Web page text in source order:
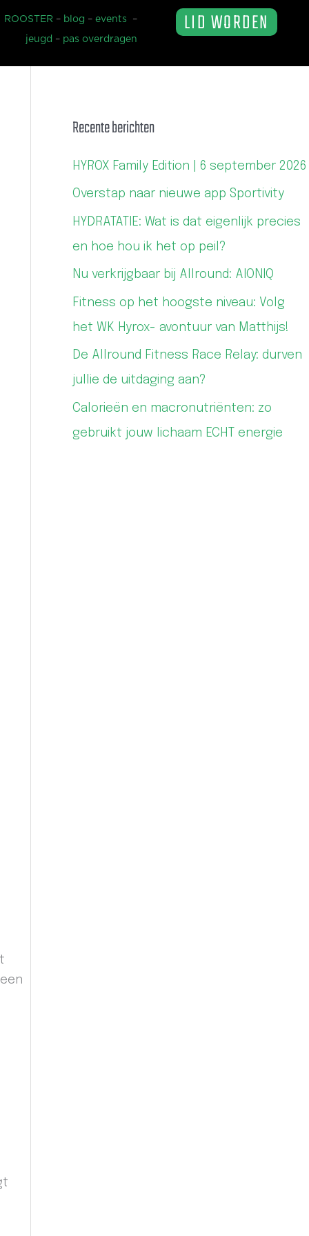
ROOSTER– blog – events –
jeugd – pas overdragen
LID WORDEN
Recente berichten
HYROX Family Edition | 6 september 2026
Overstap naar nieuwe app Sportivity
HYDRATATIE: Wat is dat eigenlijk precies
en hoe hou ik het op peil?
Nu verkrijgbaar bij Allround: AIONIQ
Fitness op het hoogste niveau: Volg
het WK Hyrox- avontuur van Matthijs!
De Allround Fitness Race Relay: durven
jullie de uitdaging aan?
Calorieën en macronutriënten: zo
gebruikt jouw lichaam ECHT energie